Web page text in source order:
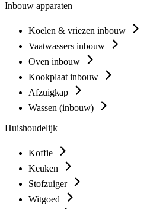
Inbouw apparaten
Koelen & vriezen inbouw
Vaatwassers inbouw
Oven inbouw
Kookplaat inbouw
Afzuigkap
Wassen (inbouw)
Huishoudelijk
Koffie
Keuken
Stofzuiger
Witgoed